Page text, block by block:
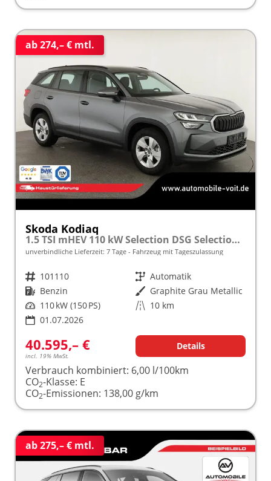
ab 274,– € mtl.
Skoda Kodiaq
1.5 TSI mHEV 110 kW Selection DSG Selection, AHK, Navi, Side, Kamera, Winter, 4 J.- Garantie
unverbindliche Lieferzeit: 7 Tage Fahrzeug mit Tageszulassung
Fahrzeugnr. 101110 Getriebe Automatik
Kraftstoff Benzin Außenfarbe Graphite Grau Metallic
Leistung 110 kW (150 PS) Kilometerstand 10 km
01.07.2026
40.595,– €
incl. 19% MwSt.
Details
Verbrauch kombiniert: 6,00 l/100km
CO2-Klasse: E
CO2-Emissionen: 138,00 g/km
ab 275,– € mtl.